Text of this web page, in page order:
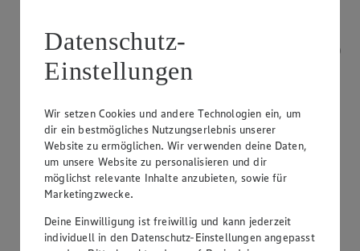
Datenschutz-
Einstellungen
Wir setzen Cookies und andere Technologien ein, um
dir ein bestmögliches Nutzungserlebnis unserer
Website zu ermöglichen. Wir verwenden deine Daten,
um unsere Website zu personalisieren und dir
möglichst relevante Inhalte anzubieten, sowie für
Marketingzwecke.
Deine Einwilligung ist freiwillig und kann jederzeit
individuell in den Datenschutz-Einstellungen angepasst